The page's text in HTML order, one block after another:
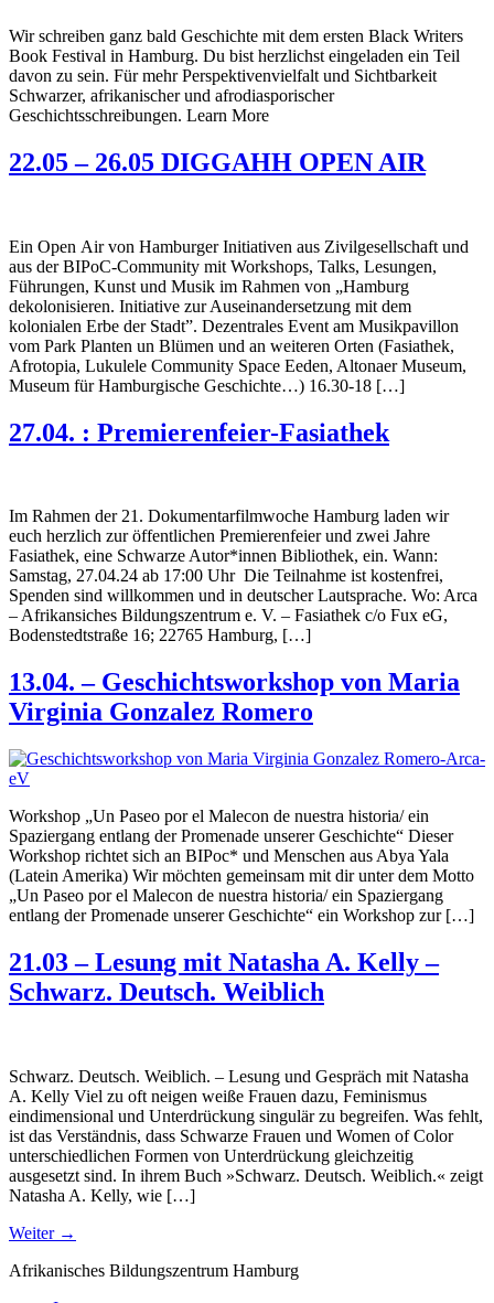
Wir schreiben ganz bald Geschichte mit dem ersten Black Writers
Book Festival in Hamburg. Du bist herzlichst eingeladen ein Teil
davon zu sein. Für mehr Perspektivenvielfalt und Sichtbarkeit
Schwarzer, afrikanischer und afrodiasporischer
Geschichtsschreibungen. Learn More
22.05 – 26.05 DIGGAHH OPEN AIR
Ein Open Air von Hamburger Initiativen aus Zivilgesellschaft und
aus der BIPoC-Community mit Workshops, Talks, Lesungen,
Führungen, Kunst und Musik im Rahmen von „Hamburg
dekolonisieren. Initiative zur Auseinandersetzung mit dem
kolonialen Erbe der Stadt”. Dezentrales Event am Musikpavillon
vom Park Planten un Blümen und an weiteren Orten (Fasiathek,
Afrotopia, Lukulele Community Space Eeden, Altonaer Museum,
Museum für Hamburgische Geschichte…) 16.30-18 […]
27.04. : Premierenfeier-Fasiathek
Im Rahmen der 21. Dokumentarfilmwoche Hamburg laden wir
euch herzlich zur öffentlichen Premierenfeier und zwei Jahre
Fasiathek, eine Schwarze Autor*innen Bibliothek, ein. Wann:
Samstag, 27.04.24 ab 17:00 Uhr Die Teilnahme ist kostenfrei,
Spenden sind willkommen und in deutscher Lautsprache. Wo: Arca
– Afrikansiches Bildungszentrum e. V. – Fasiathek c/o Fux eG,
Bodenstedtstraße 16; 22765 Hamburg, […]
13.04. – Geschichtsworkshop von Maria
Virginia Gonzalez Romero
Workshop „Un Paseo por el Malecon de nuestra historia/ ein
Spaziergang entlang der Promenade unserer Geschichte“ Dieser
Workshop richtet sich an BIPoc* und Menschen aus Abya Yala
(Latein Amerika) ​Wir möchten gemeinsam mit dir unter dem Motto
„Un Paseo por el Malecon de nuestra historia/ ein Spaziergang
entlang der Promenade unserer Geschichte“ ein Workshop zur […]
21.03 – Lesung mit Natasha A. Kelly –
Schwarz. Deutsch. Weiblich
Schwarz. Deutsch. Weiblich. – Lesung und Gespräch mit Natasha
A. Kelly Viel zu oft neigen weiße Frauen dazu, Feminismus
eindimensional und Unterdrückung singulär zu begreifen. Was fehlt,
ist das Verständnis, dass Schwarze Frauen und Women of Color
unterschiedlichen Formen von Unterdrückung gleichzeitig
ausgesetzt sind. In ihrem Buch »Schwarz. Deutsch. Weiblich.« zeigt
Natasha A. Kelly, wie […]
Weiter →
Afrikanisches Bildungszentrum Hamburg